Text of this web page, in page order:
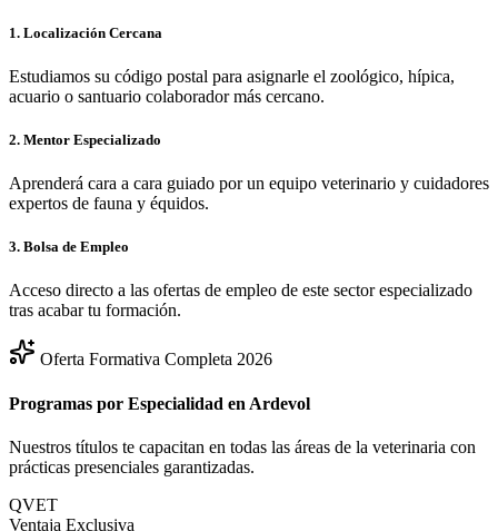
1. Localización Cercana
Estudiamos su código postal para asignarle el zoológico, hípica,
acuario o santuario colaborador más cercano.
2. Mentor Especializado
Aprenderá cara a cara guiado por un equipo veterinario y cuidadores
expertos de fauna y équidos.
3. Bolsa de Empleo
Acceso directo a las ofertas de empleo de este sector especializado
tras acabar tu formación.
Oferta Formativa Completa 2026
Programas por Especialidad en Ardevol
Nuestros títulos te capacitan en todas las áreas de la veterinaria con
prácticas presenciales garantizadas.
QVET
Ventaja Exclusiva